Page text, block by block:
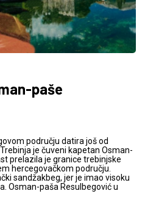
paše
području datira još od
je čuveni kapetan Osman-
prelazila je granice trebinjske
hercegovačkom području.
sandžakbeg, jer je imao visoku
Osman-paša Resulbegović u